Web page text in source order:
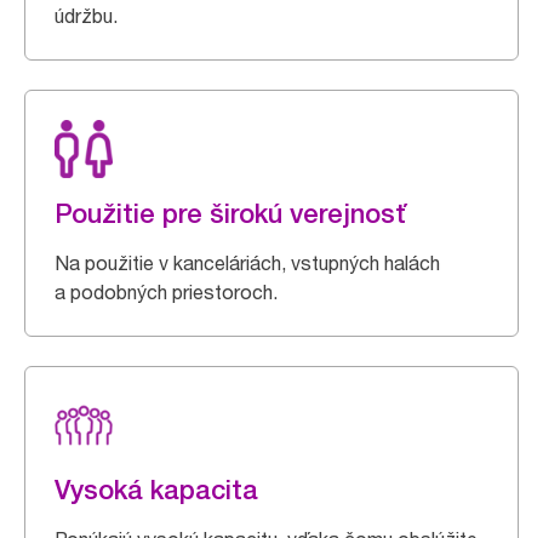
údržbu.
Použitie pre širokú verejnosť
Na použitie v kanceláriách, vstupných halách
a podobných priestoroch.
Vysoká kapacita